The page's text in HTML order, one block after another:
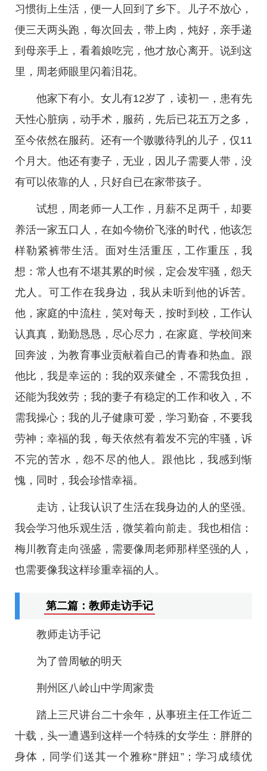
习惯街上生活，便一人回到了乡下。儿子不放心，
便三天两头跑，每次回去，带上肉，炖好，亲手递
到母亲手上，看着娘吃完，他才放心离开。说到这
里，周老师眼里闪着泪花。
他家下有小。女儿有12岁了，读初一，患有先
天性心脏病，动手术，服药，先后已花五万之多，
至今依然在服药。还有一个嗷嗷待乳的儿子，仅11
个月大。他还有妻子，无业，因儿子需要人带，没
有可以依靠的人，只好自已在家带孩子。
试想，周老师一人工作，月薪不足两千，却要
养活一家五口人，在如今物价飞涨的时代，他该怎
样勒紧裤带生活。面对生活重压，工作重压，我
想：常人也有不堪其累的时候，定会发牢骚，怨天
尤人。可工作在我身边，我从未听到他的诉苦。
他，家庭的中流柱，笑对每天，按时到校，工作认
认真真，勤勤恳恳，尽心尽力，在家庭、学校间来
回奔波，为教育事业贡献着自己的青春和热血。跟
他比，我是幸运的：我的双亲健全，不需我负担，
还能为我效劳；我的妻子有稳定的工作和收入，不
需我操心；我的儿子健康可爱，学习勤奋，不要我
劳神；幸福的我，每天依然有着发不完的牢骚，诉
不完的苦水，怨不尽的他人。跟他比，我感到惭
愧，同时，我会珍惜幸福。
走访，让我认识了生活在我身边的人的坚强。
我会学习他乐观生活，微笑着向前走。我也相信：
梅川教育走向强盛，需要像周老师那样坚强的人，
也需要像我这样珍重幸福的人。
第二篇：教师走访手记
教师走访手记
为了曾周敏的明天
荆州区八岭山中学周家贵
踏上三尺讲台二十余年，从事班主任工作近二
十载，头一遭遇到这样一个特殊的女学生：胖胖的
身体，同学们送其一个雅称“胖妞”；学习成绩优